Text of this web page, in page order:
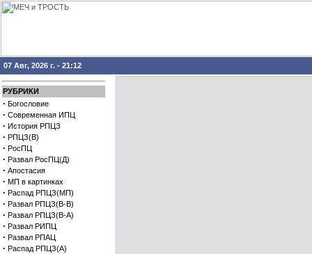
07 Авг, 2026 г. - 21:12
РУБРИКИ
· Богословие
· Современная ИПЦ
· История РПЦЗ
· РПЦЗ(В)
· РосПЦ
· Развал РосПЦ(Д)
· Апостасия
· МП в картинках
· Распад РПЦЗ(МП)
· Развал РПЦЗ(В-В)
· Развал РПЦЗ(В-А)
· Развал РИПЦ
· Развал РПАЦ
· Распад РПЦЗ(А)